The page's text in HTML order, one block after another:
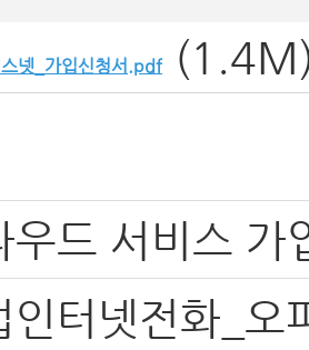
넷_가입신청서.pdf
우드 서비스 가
인터넷전화_오